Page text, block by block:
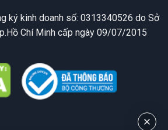
ký kinh doanh số: 0313340526 do Sở
Chí Minh cấp ngày 09/07/2015